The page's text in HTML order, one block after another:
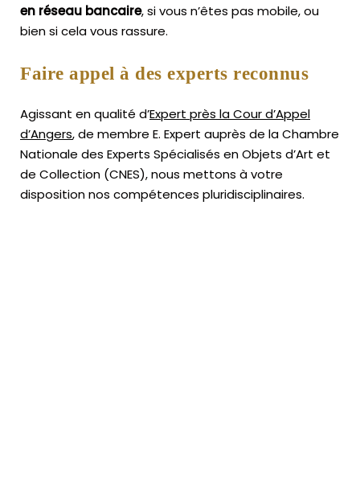
en réseau bancaire, si vous n’êtes pas mobile, ou
bien si cela vous rassure.
Faire appel à des experts reconnus
Agissant en qualité d’Expert près la Cour d’Appel
d’Angers, de membre E. Expert auprès de laChambre
Nationale des Experts Spécialisés en Objets d’Art et
de Collection (CNES),nous mettons à votre
disposition nos compétences pluridisciplinaires.